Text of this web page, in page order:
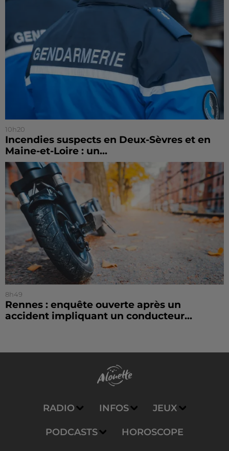
10h20
Incendies suspects en Deux-Sèvres et en
Maine-et-Loire : un...
8h49
Rennes : enquête ouverte après un
accident impliquant un conducteur...
RADIO INFOS JEUX
PODCASTS HOROSCOPE